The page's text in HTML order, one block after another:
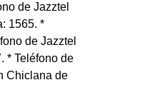
de Jazztel
1565. *
de Jazztel
* Teléfono de
Chiclana de